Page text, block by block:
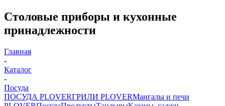
Столовые приборы и кухонные
принадлежности
Главная
-
Каталог
-
Посуда
ПОСУДА PLOVERГРИЛИ PLOVERМангалы и печи